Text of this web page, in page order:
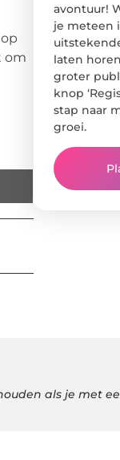
om
avontuur!
je meteen
laten
groter
knop
stap naar
groei.
als je met